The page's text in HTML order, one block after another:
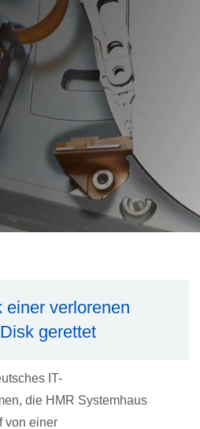
einer verlorenen
gerettet
IT-
die HMR Systemhaus
von einer